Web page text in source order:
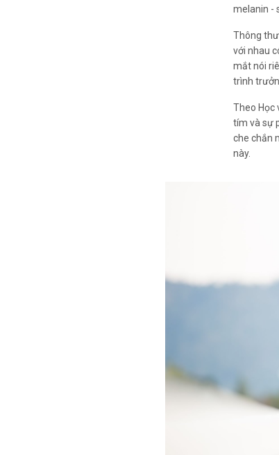
melanin -
Thông
với nhau
mắt nói
trình
Theo Học
tím và sự
che chắn
này.